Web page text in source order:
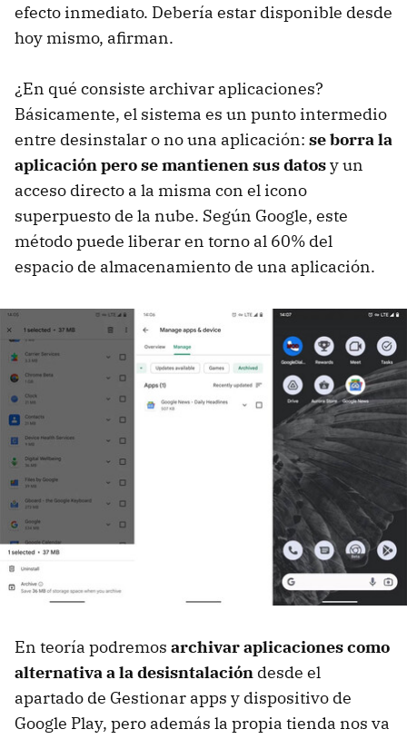
efecto inmediato. Debería estar disponible desde
hoy mismo, afirman.
¿En qué consiste archivar aplicaciones?
Básicamente, el sistema es un punto intermedio
entre desinstalar o no una aplicación: se borra la
aplicación pero se mantienen sus datosy un
acceso directo a la misma con el icono
superpuesto de la nube. Según Google, este
método puede liberar en torno al 60% del
espacio de almacenamiento de una aplicación.
En teoría podremos archivar aplicaciones como
alternativa a la desisntalación desde el
apartado de Gestionar apps y dispositivo de
Google Play, pero además la propia tienda nos va